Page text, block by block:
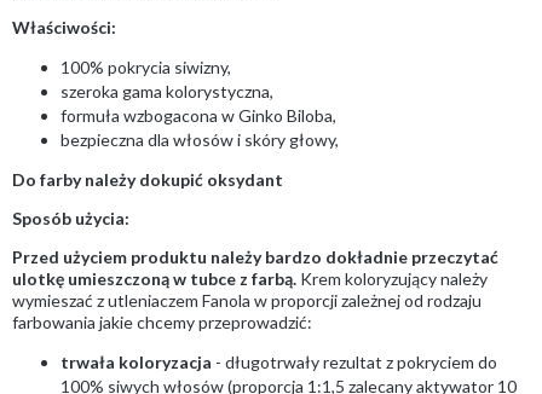
Właściwości:
100% pokrycia siwizny,
szeroka gama kolorystyczna,
formuła wzbogacona w Ginko Biloba,
bezpieczna dla włosów i skóry głowy,
Do farby należy dokupić oksydant
Sposób użycia:
Przed użyciem produktu należy bardzo dokładnie przeczytać
ulotkę umieszczoną w tubce z farbą. Krem koloryzujący należy
wymieszać z utleniaczem Fanola w proporcji zależnej od rodzaju
farbowania jakie chcemy przeprowadzić:
trwała koloryzacja - długotrwały rezultat z pokryciem do
100% siwych włosów (proporcja 1:1,5 zalecany aktywator 10